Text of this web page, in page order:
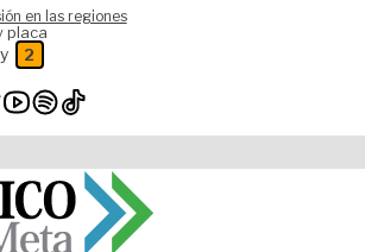
en las regiones
placa
y 2